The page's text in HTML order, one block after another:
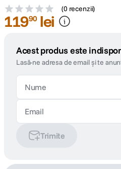
(0 recenzii)
11990 lei
Acest produs este
Lasă-ne adresa de email și te
Trimite